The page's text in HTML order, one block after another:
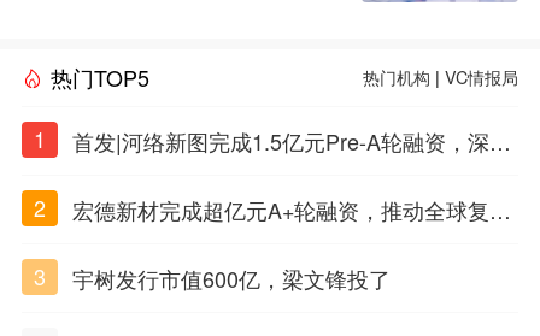
热门TOP5 热门机构 |VC情报局
1
首发|河络新图完成1.5亿元Pre-A轮融资，深耕i
2
宏德新材完成超亿元A+轮融资，推动全球复合
3
宇树发行市值600亿，梁文锋投了